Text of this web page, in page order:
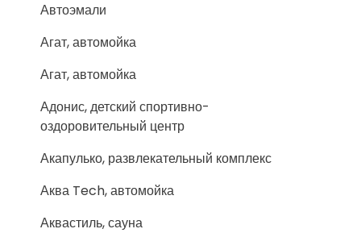
Автоэмали
Агат, автомойка
Агат, автомойка
Адонис, детский спортивно-
оздоровительный центр
Акапулько, развлекательный комплекс
Аква Tech, автомойка
Аквастиль, сауна